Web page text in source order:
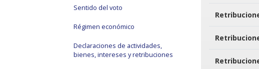
Sentido del voto
Régimen económico
Declaraciones de actividades,
bienes, intereses y retribuciones